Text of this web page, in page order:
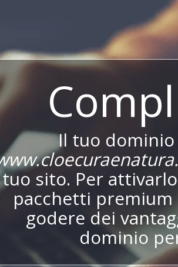
Il tuo
tuo sito. Per
pacchetti
godere dei
dominio